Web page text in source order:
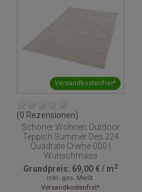
Versandkostenfrei*
(0 Rezensionen)
Schöner Wohnen Outdoor
Teppich Summer Des.224
Quadrate Creme 000 |
Wunschmass
Grundpreis: 69,00 €/ m2
inkl. ges. MwSt.
Versandkostenfrei*